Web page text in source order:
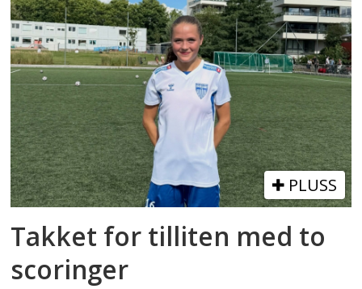
PLUSS
Takket for tilliten med to
scoringer